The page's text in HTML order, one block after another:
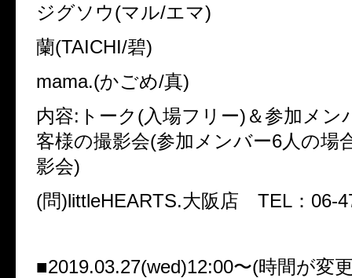
ジグソウ(マル/エマ)
蘭(TAICHI/碧)
mama.(かごめ/真)
内容:トーク(入場フリー)＆参加メン
客様の撮影会(参加メンバー6人の場
影会)
(問)littleHEARTS.大阪店 TEL：06-
■2019.03.27(wed)12:00〜(時間が変